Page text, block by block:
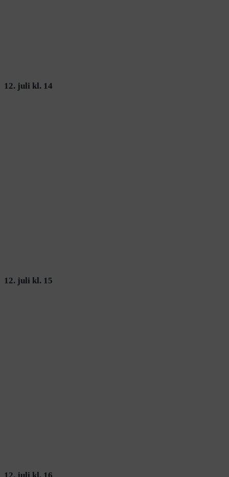
12. juli kl. 14
12. juli kl. 15